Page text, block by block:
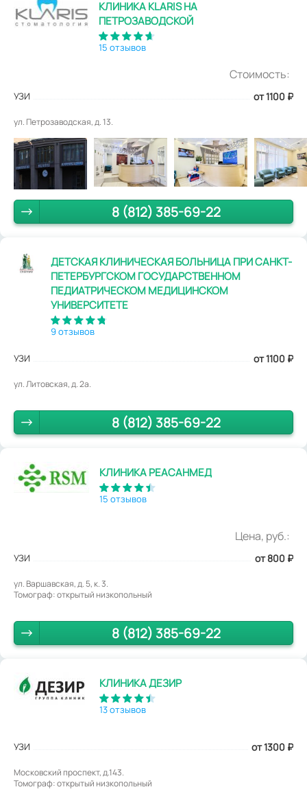
КЛИНИКА KLARIS НА
ПЕТРОЗАВОДСКОЙ
15 отзывов
Стоимость:
УЗИ от 1100 ₽
ул. Петрозаводская, д. 13.
8 (812) 385-69-22
ДЕТСКАЯ КЛИНИЧЕСКАЯ БОЛЬНИЦА ПРИ САНКТ-
ПЕТЕРБУРГСКОМ ГОСУДАРСТВЕННОМ
ПЕДИАТРИЧЕСКОМ МЕДИЦИНСКОМ
УНИВЕРСИТЕТЕ
9 отзывов
УЗИ от 1100 ₽
ул. Литовская, д. 2а.
8 (812) 385-69-22
КЛИНИКА РЕАСАНМЕД
15 отзывов
Цена, руб.:
УЗИ от 800 ₽
ул. Варшавская, д. 5, к. 3.
Томограф: открытый низкопольный
8 (812) 385-69-22
КЛИНИКА ДЕЗИР
13 отзывов
УЗИ от 1300 ₽
Московский проспект, д.143.
Томограф: открытый низкопольный